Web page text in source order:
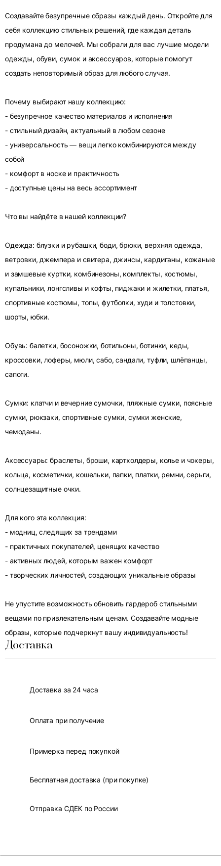
Создавайте безупречные образы каждый день. Откройте для
себя коллекцию стильных решений, где каждая деталь
продумана до мелочей. Мы собрали для вас лучшие модели
одежды, обуви, сумок и аксессуаров, которые помогут
создать неповторимый образ для любого случая.
Почему выбирают нашу коллекцию:
- безупречное качество материалов и исполнения
- стильный дизайн, актуальный в любом сезоне
- универсальность — вещи легко комбинируются между
собой
- комфорт в носке и практичность
- доступные цены на весь ассортимент
Что вы найдёте в нашей коллекции?
Одежда: блузки и рубашки, боди, брюки, верхняя одежда,
ветровки, джемпера и свитера, джинсы, кардиганы, кожаные
и замшевые куртки, комбинезоны, комплекты, костюмы,
купальники, лонгсливы и кофты, пиджаки и жилетки, платья,
спортивные костюмы, топы, футболки, худи и толстовки,
шорты, юбки.
Обувь: балетки, босоножки, ботильоны, ботинки, кеды,
кроссовки, лоферы, мюли, сабо, сандали, туфли, шлёпанцы,
сапоги.
Сумки: клатчи и вечерние сумочки, пляжные сумки, поясные
сумки, рюкзаки, спортивные сумки, сумки женские,
чемоданы.
Аксессуары: браслеты, броши, картхолдеры, колье и чокеры,
кольца, косметички, кошельки, папки, платки, ремни, серьги,
солнцезащитные очки.
Для кого эта коллекция:
- модниц, следящих за трендами
- практичных покупателей, ценящих качество
- активных людей, которым важен комфорт
- творческих личностей, создающих уникальные образы
Не упустите возможность обновить гардероб стильными
вещами по привлекательным ценам. Создавайте модные
образы, которые подчеркнут вашу индивидуальность!
Доставка
Доставка за 24 часа
Оплата при получение
Примерка перед покупкой
Бесплатная доставка (при покупке)
Отправка СДЕК по России